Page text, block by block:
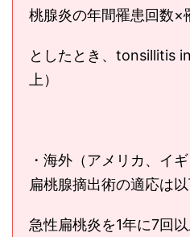
桃腺炎の年間罹患回数×
としたとき、tonsillitis
上）
・海外（アメリカ、イ
扁桃腺摘出術の適応は
急性扁桃炎を1年に7